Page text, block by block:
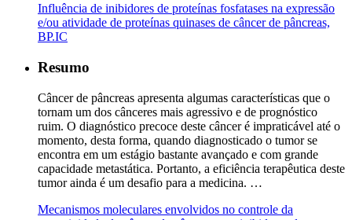
Influência de inibidores de proteínas fosfatases na expressão
e/ou atividade de proteínas quinases de câncer de pâncreas,
BP.IC
Resumo
Câncer de pâncreas apresenta algumas características que o
tornam um dos cânceres mais agressivo e de prognóstico
ruim. O diagnóstico precoce deste câncer é impraticável até o
momento, desta forma, quando diagnosticado o tumor se
encontra em um estágio bastante avançado e com grande
capacidade metastática. Portanto, a eficiência terapêutica deste
tumor ainda é um desafio para a medicina. …
Mecanismos moleculares envolvidos no controle da